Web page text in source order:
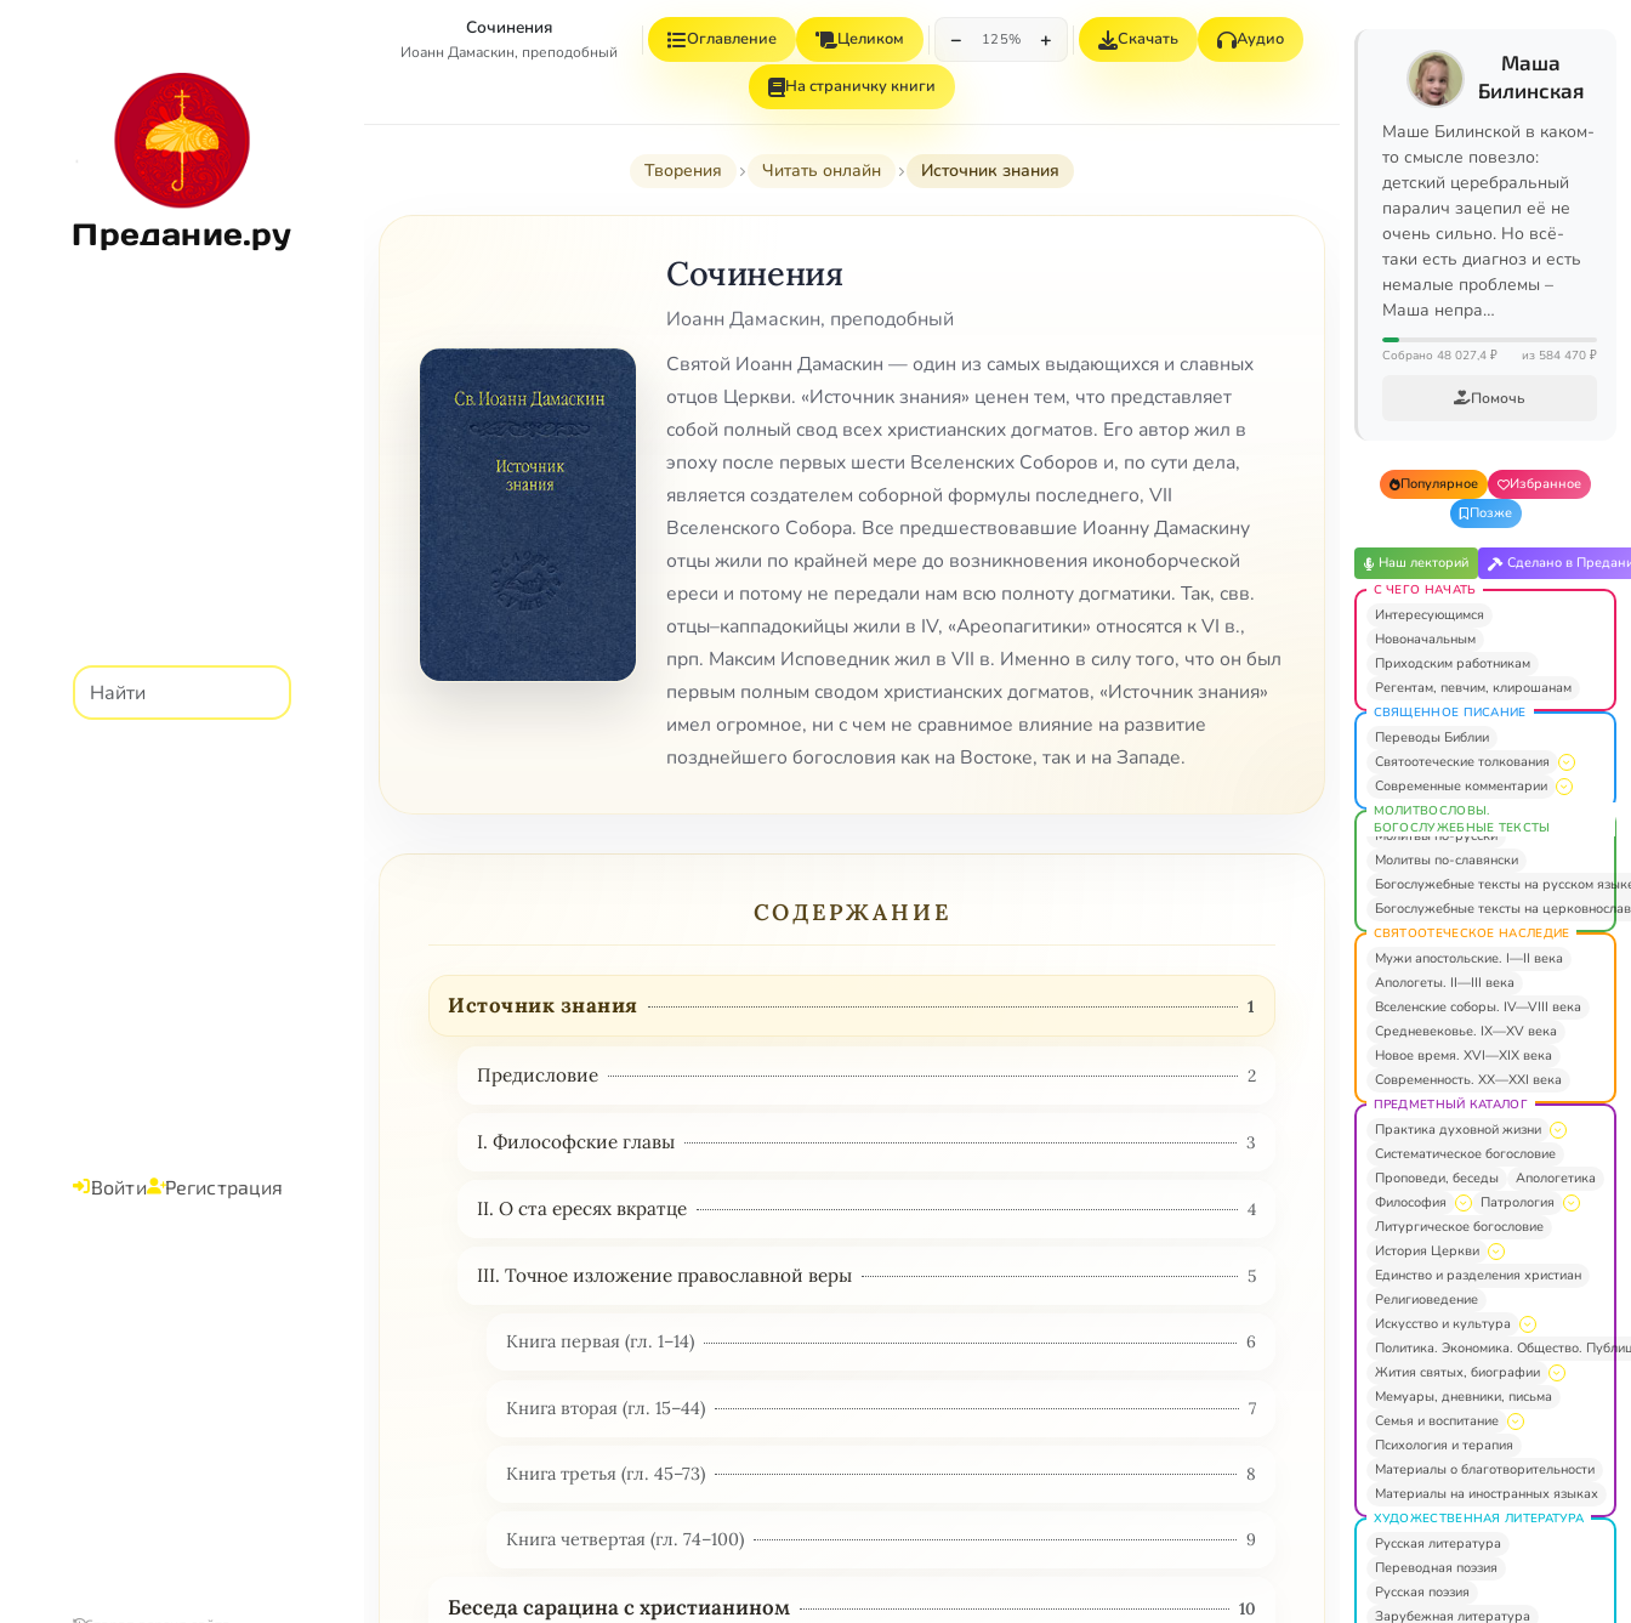
Предание.ру
Войти Регистрация
Сочинения
Иоанн Дамаскин, преподобный
Оглавление Целиком − 125% + Скачать Аудио
На страничку книги
Творения Читать онлайн Источник знания
Сочинения
Иоанн Дамаскин, преподобный
Святой Иоанн Дамаскин — один из самых выдающихся и славных
отцов Церкви. «Источник знания» ценен тем, что представляет
собой полный свод всех христианских догматов. Его автор жил в
эпоху после первых шести Вселенских Соборов и, по сути дела,
является создателем соборной формулы последнего, VII
Вселенского Собора. Все предшествовавшие Иоанну Дамаскину
отцы жили по крайней мере до возникновения иконоборческой
ереси и потому не передали нам всю полноту догматики. Так, свв.
отцы–каппадокийцы жили в IV, «Ареопагитики» относятся к VI в.,
прп. Максим Исповедник жил в VII в. Именно в силу того, что он был
первым полным сводом христианских догматов, «Источник знания»
имел огромное, ни с чем не сравнимое влияние на развитие
позднейшего богословия как на Востоке, так и на Западе.
СОДЕРЖАНИЕ
Источник знания 1
Предисловие 2
I. Философские главы 3
II. О ста ересях вкратце 4
III. Точное изложение православной веры 5
Книга первая (гл. 1–14) 6
Книга вторая (гл. 15–44) 7
Книга третья (гл. 45–73) 8
Книга четвертая (гл. 74–100) 9
Беседа сарацина с христианином 10
Маша
Билинская
Маше Билинской в каком-
то смысле повезло:
детский церебральный
паралич зацепил её не
очень сильно. Но всё-
таки есть диагноз и есть
немалые проблемы –
Маша непра…
Собрано 48 027,4 ₽ из 584 470 ₽
Помочь
Популярное
Избранное
Позже
Наш лекторий Сделано в
С ЧЕГО НАЧАТЬ
Интересующимся
Новоначальным
Приходским работникам
Регентам, певчим, клирошанам
СВЯЩЕННОЕ ПИСАНИЕ
Переводы Библии
Святоотеческие толкования
Современные комментарии
МОЛИТВОСЛОВЫ.
БОГОСЛУЖЕБНЫЕ ТЕКСТЫ
Молитвы по-русски
Молитвы по-славянски
Богослужебные тексты на русском
Богослужебные тексты на
СВЯТООТЕЧЕСКОЕ НАСЛЕДИЕ
Мужи апостольские. I—II века
Апологеты. II—III века
Вселенские соборы. IV—VIII века
Средневековье. IX—XV века
Новое время. XVI—XIX века
Современность. XX—XXI века
ПРЕДМЕТНЫЙ КАТАЛОГ
Практика духовной жизни
Систематическое богословие
Проповеди, беседы
Апологетика
Философия
Патрология
Литургическое богословие
История Церкви
Единство и разделения христиан
Религиоведение
Искусство и культура
Политика. Экономика. Общество.
Жития святых, биографии
Мемуары, дневники, письма
Семья и воспитание
Психология и терапия
Материалы о благотворительности
Материалы на иностранных языках
ХУДОЖЕСТВЕННАЯ ЛИТЕРАТУРА
Русская литература
Переводная поэзия
Русская поэзия
Зарубежная литература